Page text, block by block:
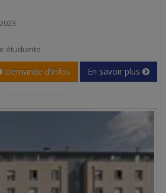
étudiante
Demande d'infos En savoir plus